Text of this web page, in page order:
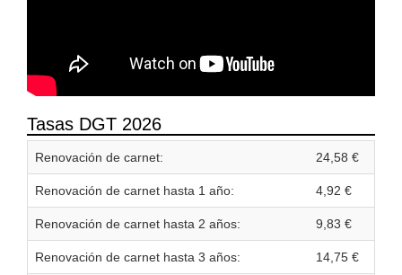
Tasas DGT 2026
Renovación de carnet: 24,58 €
Renovación de carnet hasta 1 año: 4,92 €
Renovación de carnet hasta 2 años: 9,83 €
Renovación de carnet hasta 3 años: 14,75 €